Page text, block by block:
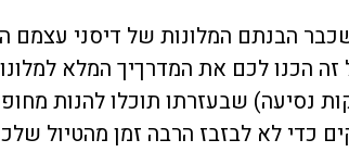
שכבר הבנתם המלונות של דיסני
הכנו לכם את המדרךיך המלא
מרחק של תחנת רכבת אחת (2 דקות נסיעה)
כדי לא לבזבז הרבה זמן מהטיול